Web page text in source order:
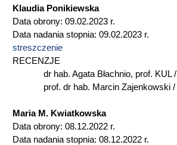
Klaudia Ponikiewska
Data obrony: 09.02.2023 r.
Data nadania stopnia: 09.02.2023 r.
streszczenie
RECENZJE
dr hab. Agata Błachnio, prof. KUL /
prof. dr hab. Marcin Zajenkowski /
Maria M. Kwiatkowska
Data obrony: 08.12.2022 r.
Data nadania stopnia: 08.12.2022 r.